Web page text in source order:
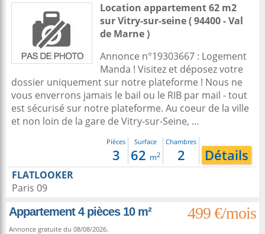
Location appartement 62 m2
surVitry-sur-seine( 94400 - Val
de Marne )
Annonce n°19303667 : Logement
Manda ! Visitez et déposez votre
dossier uniquement sur notre plateforme ! Nous ne
vous enverrons jamais le bail ou le RIB par mail - tout
est sécurisé sur notre plateforme. Au coeur de la ville
et non loin de la gare de Vitry-sur-Seine, ...
Pièces
3
Surface
62 m2
Chambres
2 Détails
FLATLOOKER
Paris 09
Appartement 4 pièces 10 m²
499 €/mois
Annonce gratuite du 08/08/2026.